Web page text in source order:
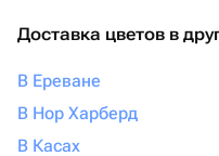
Доставка цветов в
В Ереване
В Нор Харберд
В Касах